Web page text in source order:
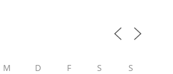
M D F S S